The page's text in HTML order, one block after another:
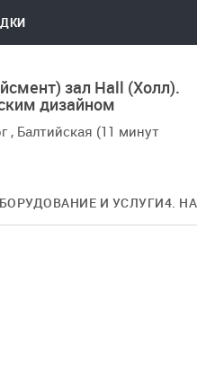
зал Hall (Холл).
дизайном
, Балтийская (11 минут
И УСЛУГИ4.